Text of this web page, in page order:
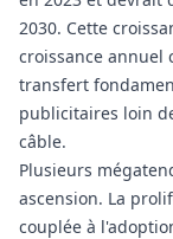
2030. Cette
croissance annuel
transfert
publicitaires loin
câble.
Plusieurs
ascension. La
couplée à